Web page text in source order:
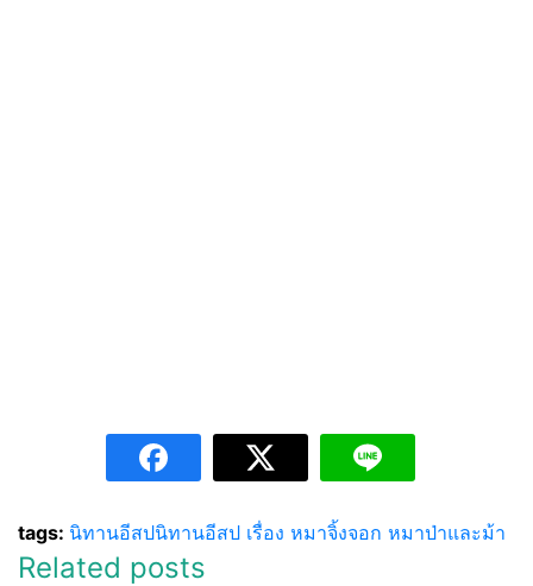
tags: นิทานอีสปนิทานอีสป เรื่อง หมาจิ้งจอก หมาป่าและม้า
Related posts